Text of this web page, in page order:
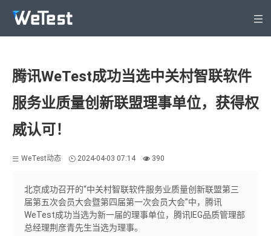
解决方案
定价
WeTest生态
立即注册
腾讯WeTest成功当选中关村智联软件
服务业质量创新联盟理事单位，获得权
威认可！
WeTest动态 2024-04-03 07:14 390
北京成功召开的“中关村智联软件服务业质量创新联盟第三
届第五次会员大会暨第四届第一次会员大会”中，腾讯
WeTest成功当选为新一届的理事单位，腾讯IEG品质管理部
总经理荆彦青先生当选为理事。